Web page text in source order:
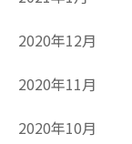
2020年12月
2020年11月
2020年10月